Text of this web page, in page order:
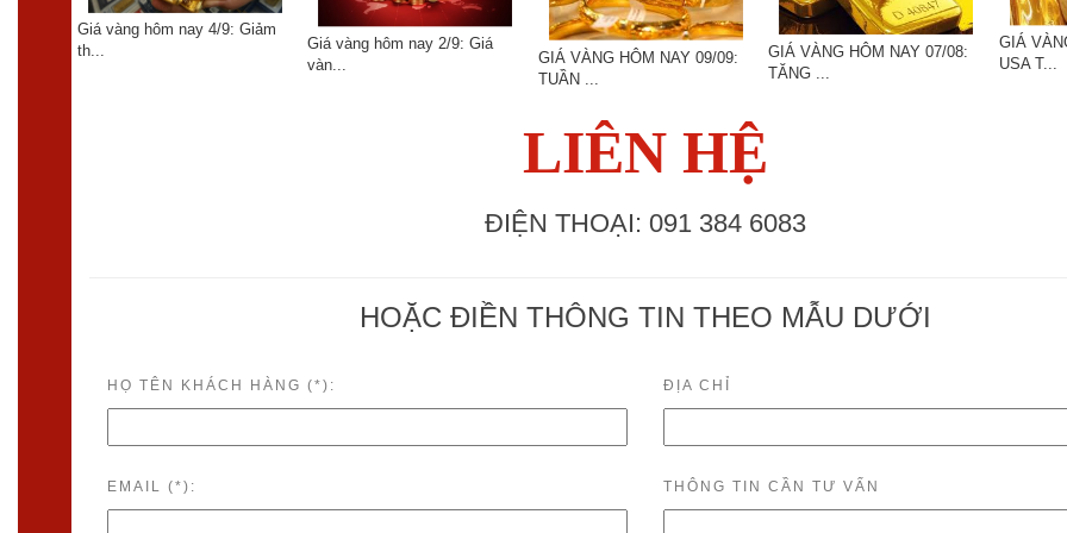
Giá vàng hôm nay 4/9: Giảm
th...
Giá vàng hôm nay 2/9: Giá
vàn...
GIÁ VÀNG HÔM NAY 09/09:
TUẦN ...
GIÁ VÀNG HÔM NAY 07/08:
TĂNG ...
GIÁ
USA T...
LIÊN HỆ
ĐIỆN THOẠI: 091 384 6083
HOẶC ĐIỀN THÔNG TIN THEO MẪU DƯỚI
HỌ TÊN KHÁCH HÀNG (*):
EMAIL (*):
ĐỊA CHỈ
THÔNG TIN CẦN TƯ VẤN